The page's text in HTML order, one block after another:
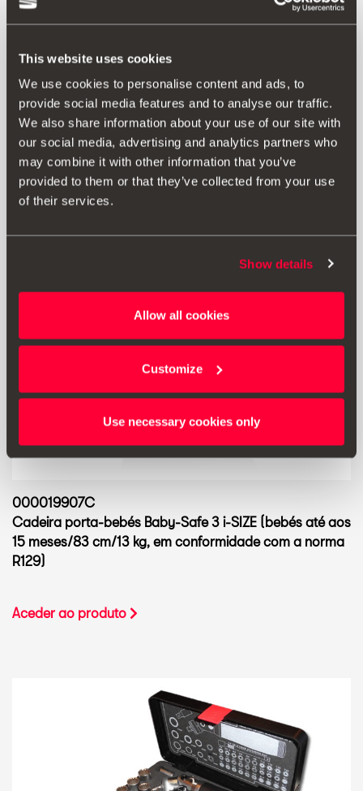
This website uses cookies
We use cookies to personalise content and ads, to
provide social media features and to analyse our traffic.
We also share information about your use of our site with
our social media, advertising and analytics partners who
may combine it with other information that you’ve
provided to them or that they’ve collected from your use
of their services.
Show details
Allow all cookies
Customize
Use necessary cookies only
000019909H
Cadeira para crianças TRIFIX 2 i-Size
Aceder ao produto
000019907C
Cadeira porta-bebés Baby-Safe 3 i-SIZE (bebés até aos
15 meses/83 cm/13 kg, em conformidade com a norma
R129)
Aceder ao produto